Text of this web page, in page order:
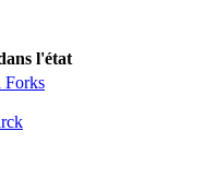
l'état
Forks